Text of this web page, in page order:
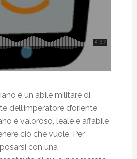
è un abile militare di
dell’imperatore d’oriente
è valoroso, leale e affabile
ciò che vuole. Per
con una